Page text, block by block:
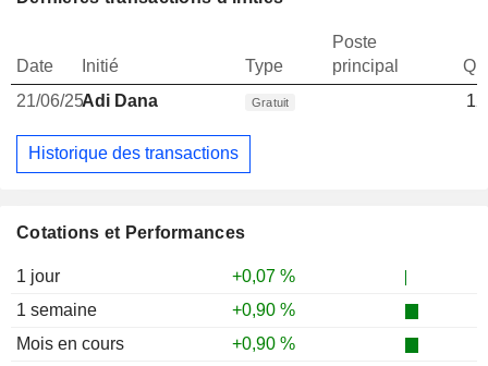
Cotations et Performances
1 jour
+0,07 %
1 semaine
+0,90 %
Mois en cours
+0,90 %
Date Initié Type
Poste
principal
21/06/25Adi Dana Gratuit
Historique des transactions